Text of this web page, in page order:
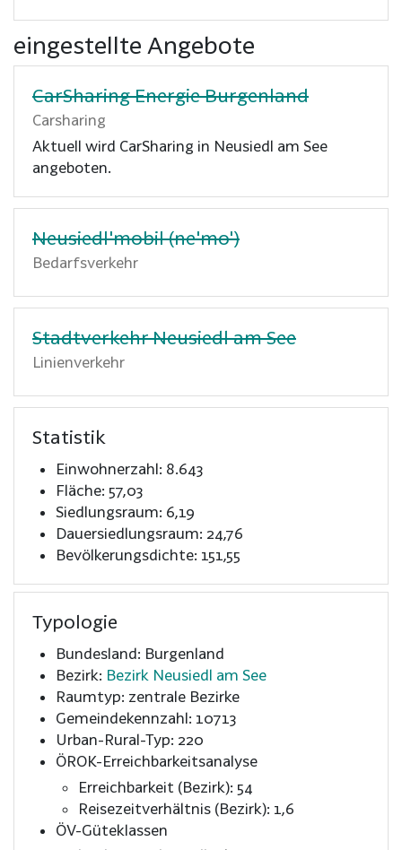
eingestellte Angebote
CarSharing Energie Burgenland
Carsharing
Aktuell wird CarSharing in Neusiedl am See
angeboten.
Neusiedl'mobil (ne'mo')
Bedarfsverkehr
Stadtverkehr Neusiedl am See
Linienverkehr
Statistik
Einwohnerzahl: 8.643
Fläche: 57,03
Siedlungsraum: 6,19
Dauersiedlungsraum: 24,76
Bevölkerungsdichte: 151,55
Typologie
Bundesland: Burgenland
Bezirk: Bezirk Neusiedl am See
Raumtyp: zentrale Bezirke
Gemeindekennzahl: 10713
Urban-Rural-Typ: 220
ÖROK-Erreichbarkeitsanalyse
Erreichbarkeit (Bezirk): 54
Reisezeitverhältnis (Bezirk): 1,6
ÖV-Güteklassen